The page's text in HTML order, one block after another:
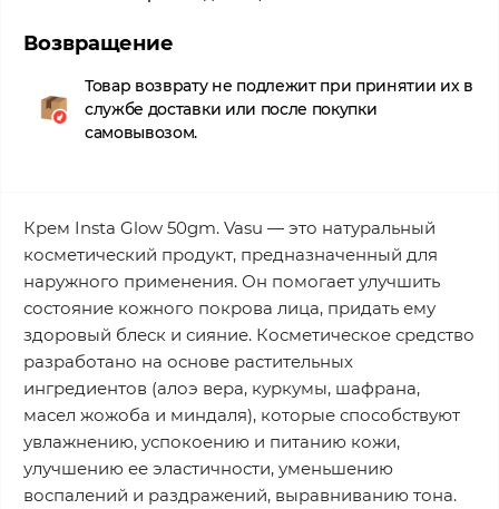
Возвращение
Товар возврату не подлежит при принятии их в
службе доставки или после покупки
самовывозом.
Крем Insta Glow 50gm. Vasu — это натуральный
косметический продукт, предназначенный для
наружного применения. Он помогает улучшить
состояние кожного покрова лица, придать ему
здоровый блеск и сияние. Косметическое средство
разработано на основе растительных
ингредиентов (алоэ вера, куркумы, шафрана,
масел жожоба и миндаля), которые способствуют
увлажнению, успокоению и питанию кожи,
улучшению ее эластичности, уменьшению
воспалений и раздражений, выравниванию тона.